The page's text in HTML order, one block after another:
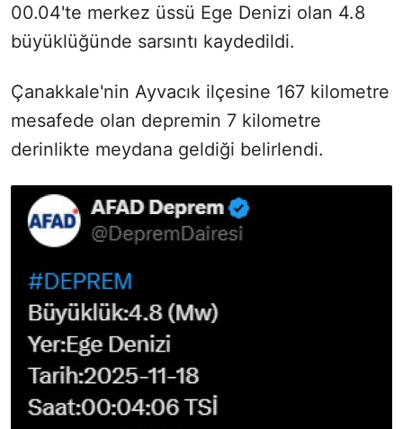
00.04'te merkez üssü Ege Denizi olan 4.8
büyüklüğünde sarsıntı kaydedildi.
Çanakkale'nin Ayvacık ilçesine 167 kilometre
mesafede olan depremin 7 kilometre
derinlikte meydana geldiği belirlendi.